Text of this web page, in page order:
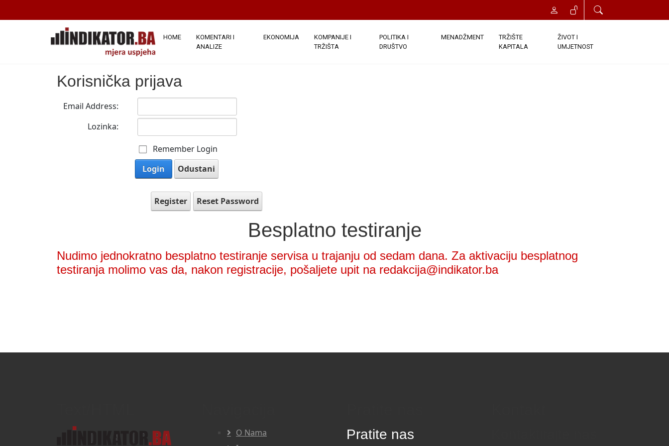
HOME
KOMENTARI I
ANALIZE
EKONOMIJA
KOMPANIJE I
TRŽIŠTA
POLITIKA I
DRUŠTVO
MENADŽMENT
TRŽIŠTE
KAPITALA
ŽIVOT I
UMJETNOST
Korisnička prijava
Email Address:
Lozinka:
Remember Login
Login
Odustani
Register Reset Password
Besplatno testiranje
Nudimo jednokratno besplatno testiranje servisa u trajanju od sedam dana. Za aktivaciju besplatnog
testiranja molimo vas da, nakon registracije, pošaljete upit na redakcija@indikator.ba
O Nama
Pratite nas